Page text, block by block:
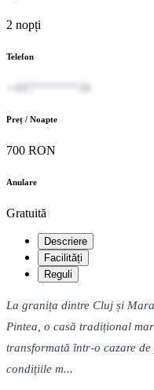
2 nopți
Telefon
+407******36
Preț / Noapte
700 RON
Anulare
Gratuită
Descriere
Facilități
Reguli
La granița dintre Cluj și
Pintea, o casă tradițional
transformată într-o cazare
condițiile m...